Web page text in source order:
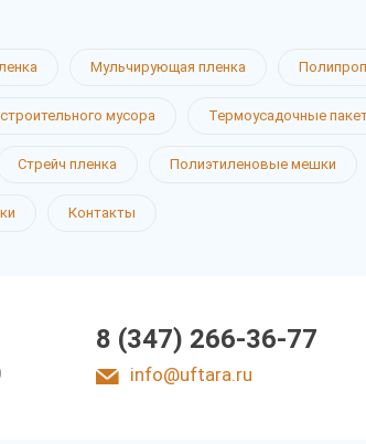
Мульчирующая пленка
мусора Термоусадочные
Стрейч пленка Полиэтиленовые мешки
Контакты
8 (347) 266-36-77
info@uftara.ru